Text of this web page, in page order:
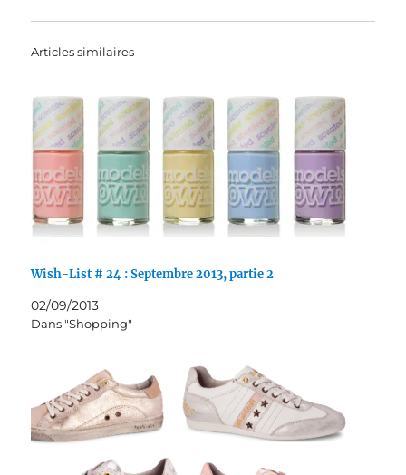
Articles similaires
Wish-List # 24 : Septembre 2013, partie 2
02/09/2013
Dans "Shopping"